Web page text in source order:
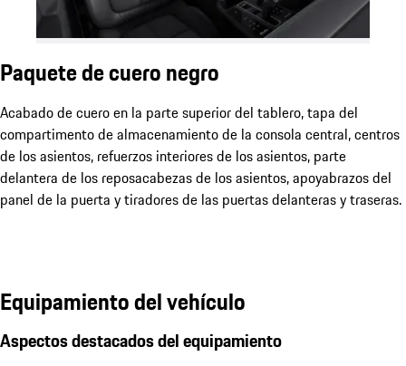
Paquete de cuero negro
Acabado de cuero en la parte superior del tablero, tapa del
compartimento de almacenamiento de la consola central, centros
de los asientos, refuerzos interiores de los asientos, parte
delantera de los reposacabezas de los asientos, apoyabrazos del
panel de la puerta y tiradores de las puertas delanteras y traseras.
Equipamiento del vehículo
Aspectos destacados del equipamiento